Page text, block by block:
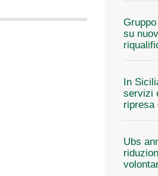
su
In
servizi
ripresa
Ubs